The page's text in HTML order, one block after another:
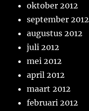
oktober 2012
september 2012
augustus 2012
juli 2012
mei 2012
april 2012
maart 2012
februari 2012